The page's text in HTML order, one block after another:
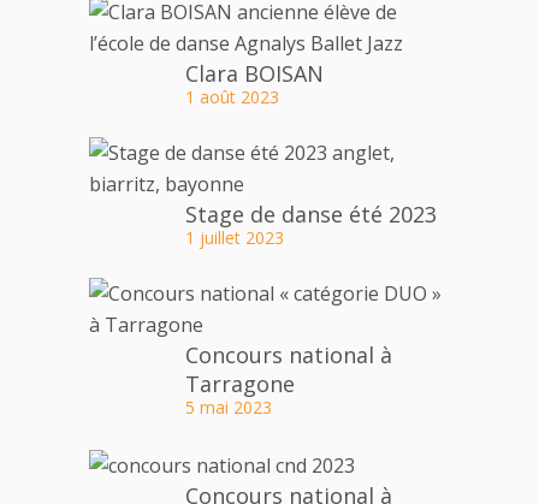
Clara BOISAN
1 août 2023
Stage de danse été 2023
1 juillet 2023
Concours national à
Tarragone
5 mai 2023
Concours national à